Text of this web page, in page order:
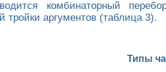
комбинаторный
тройки аргументов (таблица 3).
Типы